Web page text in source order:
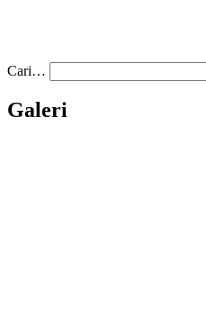
Cari…
Galeri